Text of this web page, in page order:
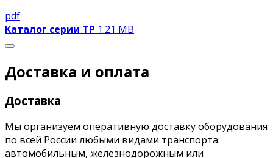
pdf
Каталог серии TP 1.21 MB
Доставка и оплата
Доставка
Мы организуем оперативную доставку оборудования
по всей России любыми видами транспорта:
автомобильным, железнодорожным или